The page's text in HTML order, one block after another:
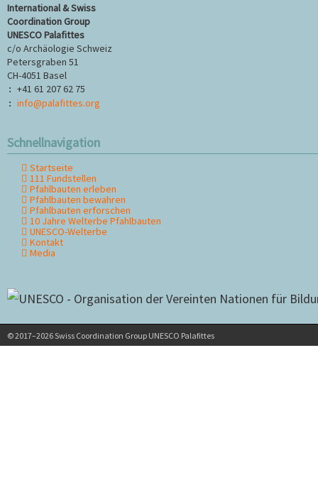
International & Swiss
Coordination Group
UNESCO Palafittes
c/o Archäologie Schweiz
Petersgraben 51
CH-4051 Basel
: +41 61 207 62 75
: info@palafittes.org
Schnellnavigation
Navigation
überspringen
Startseite
111 Fundstellen
Pfahlbauten erleben
Pfahlbauten bewahren
Pfahlbauten erforschen
10 Jahre Welterbe Pfahlbauten
UNESCO-Welterbe
Kontakt
Media
© 2017–2026 Swiss Coordination Group UNESCO Palafittes